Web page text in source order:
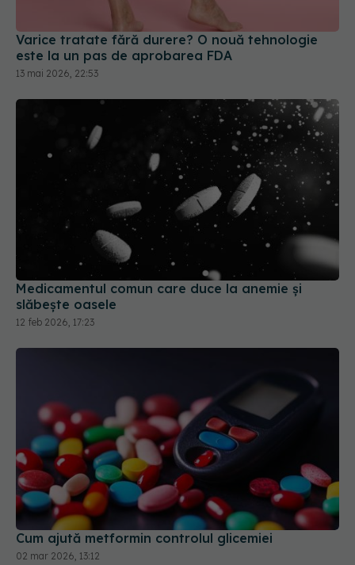
Varice tratate fără durere? O nouă tehnologie
este la un pas de aprobarea FDA
13 mai 2026, 22:53
Medicamentul comun care duce la anemie și
slăbește oasele
12 feb 2026, 17:23
Cum ajută metformin controlul glicemiei
02 mar 2026, 13:12